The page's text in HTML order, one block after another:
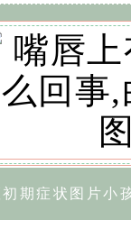
期症状图片小